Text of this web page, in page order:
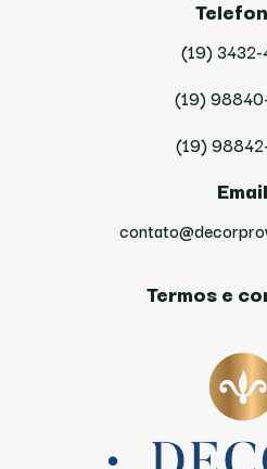
(19)
(19)
(19)
Email
Termos e